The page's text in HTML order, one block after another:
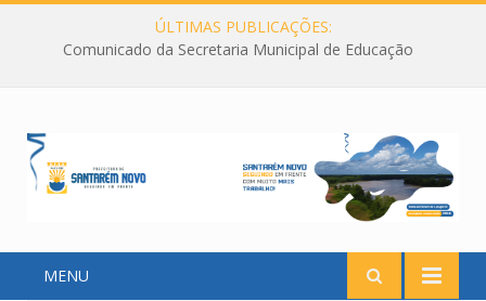
ÚLTIMAS PUBLICAÇÕES:
Comunicado da Secretaria Municipal de Educação
MENU